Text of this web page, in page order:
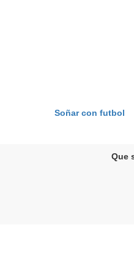
Soñar con futbol
Que